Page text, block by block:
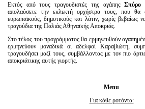
Εκτός από τους τραγουδιστές της αγάπης
απολαύσετε την εκλεκτή ορχήστρα τους, που θα
ευρωπαϊκούς, δημοτικούς και λάτιν, χωρίς βεβαίως
τραγούδια της Παλιάς Αθηναϊκής Αποκριάς.
Στο τέλος του προγράμματος θα ερμηνευθούν
ερμηνεύουν μοναδικά οι αδελφοί Καραβιώτη,
τραγουδήσει μαζί τους, συμβάλλοντας με τον πιο
αποκριάτικης αυτής γιορτής.
Menu
Για κάθε ροτόντα: